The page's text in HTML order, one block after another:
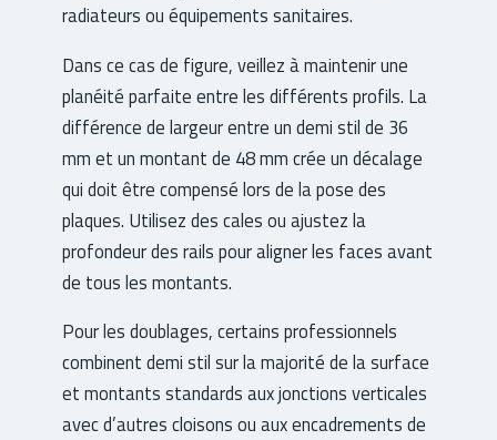
radiateurs ou équipements sanitaires.
Dans ce cas de figure, veillez à maintenir une
planéité parfaite entre les différents profils. La
différence de largeur entre un demi stil de 36
mm et un montant de 48 mm crée un décalage
qui doit être compensé lors de la pose des
plaques. Utilisez des cales ou ajustez la
profondeur des rails pour aligner les faces avant
de tous les montants.
Pour les doublages, certains professionnels
combinent demi stil sur la majorité de la surface
et montants standards aux jonctions verticales
avec d’autres cloisons ou aux encadrements de